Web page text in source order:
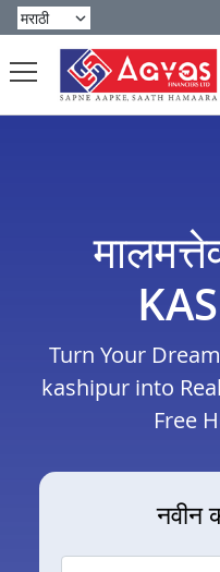
Turn Your
kashipur into
Free
नवीन